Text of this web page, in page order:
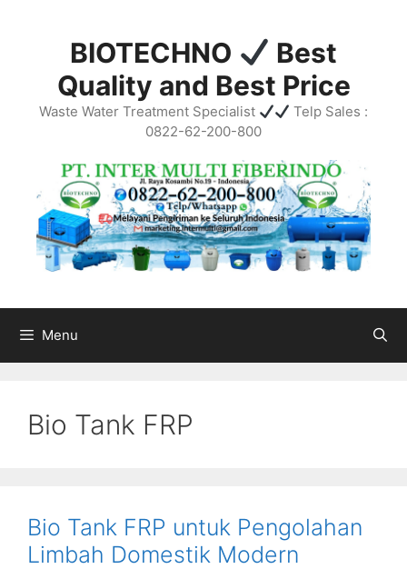
BIOTECHNO
Best
Quality and Best Price
Waste Water Treatment Specialist
Telp Sales :
0822-62-200-800
Menu
Bio Tank FRP
Bio Tank FRP untuk Pengolahan
Limbah Domestik Modern